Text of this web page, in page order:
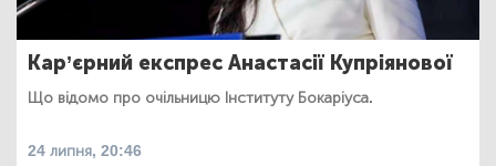
Кар’єрний експрес Анастасії Купріянової
Що відомо про очільницю Інституту Бокаріуса.
24 липня, 20:46